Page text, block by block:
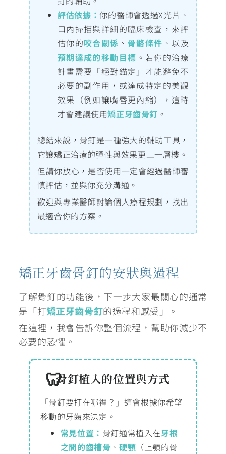
評估依據：你的醫師會透過X光片、
口內掃描與詳細的臨床檢查，來評
估你的咬合關係 、 骨骼條件 、以及
預期達成的移動目標 。若你的治療
計畫需要「絕對錨定」才能避免不
必要的副作用，或達成特定的美觀
效果（例如讓嘴唇更內縮），這時
才會建議使用矯正牙齒骨釘 。
總結來說，骨釘是一種強大的輔助工具，
它讓矯正治療的彈性與效果更上一層樓。
但請你放心，是否使用一定會經過醫師審
慎評估，並與你充分溝通。
歡迎與專業醫師討論個人療程規劃，找出
最適合你的方案。
矯正牙齒骨釘的安狀與過程
了解骨釘的功能後，下一步大家最關心的通常
是「打矯正牙齒骨釘的過程和感受」。
在這裡，我會告訴你整個流程，幫助你減少不
必要的恐懼。
骨釘植入的位置與方式
「骨釘要打在哪裡？」這會根據你希望
移動的牙齒來決定。
常見位置： 骨釘通常植入在牙根
之間的齒槽骨 、硬顎 （上顎的骨